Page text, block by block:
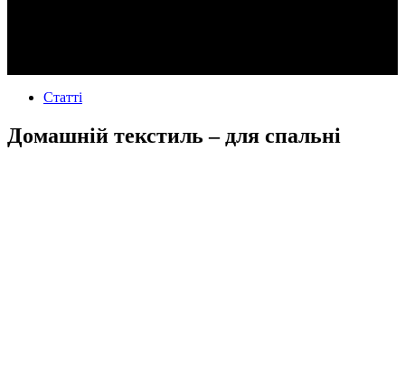
Статті
Домашній текстиль – для спальні